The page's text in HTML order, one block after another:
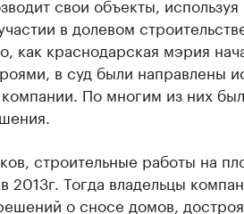
в долевом
как краснодарская мэрия
в суд были направлены
По многим из них
строительные работы на
Тогда владельцы
о сносе домов,